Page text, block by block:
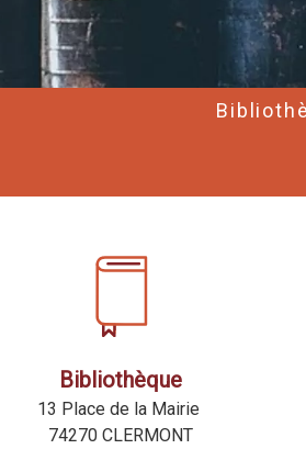
Bibliothèque
13 Place de la Mairie
74270 CLERMONT